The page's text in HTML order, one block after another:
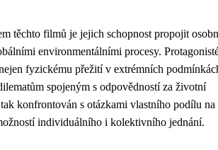
těchto filmů je jejich schopnost propojit
environmentálními procesy.
fyzickému přežití v extrémních
spojeným s odpovědností za životní
konfrontován s otázkami vlastního podílu na
individuálního i kolektivního jednání.